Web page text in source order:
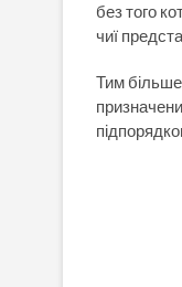
без того
чиї
Тим